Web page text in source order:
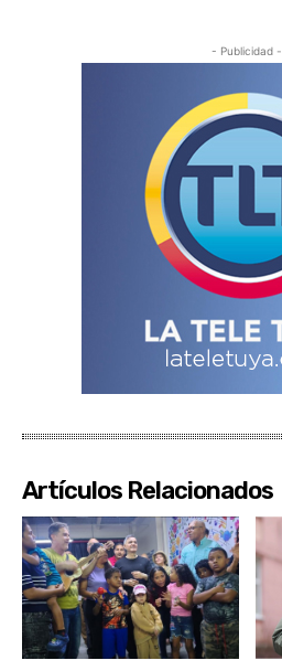
- Publicidad -
Artículos Relacionados